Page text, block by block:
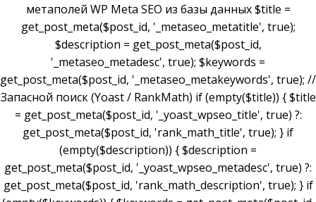
метаполей WP Meta SEO из базы данных $title =
get_post_meta($post_id, '_metaseo_metatitle', true);
$description = get_post_meta($post_id,
'_metaseo_metadesc', true); $keywords =
get_post_meta($post_id, '_metaseo_metakeywords', true); //
Запасной поиск (Yoast / RankMath) if (empty($title)) { $title
= get_post_meta($post_id, '_yoast_wpseo_title', true) ?:
get_post_meta($post_id, 'rank_math_title', true); } if
(empty($description)) { $description =
get_post_meta($post_id, '_yoast_wpseo_metadesc', true) ?:
get_post_meta($post_id, 'rank_math_description', true); } if